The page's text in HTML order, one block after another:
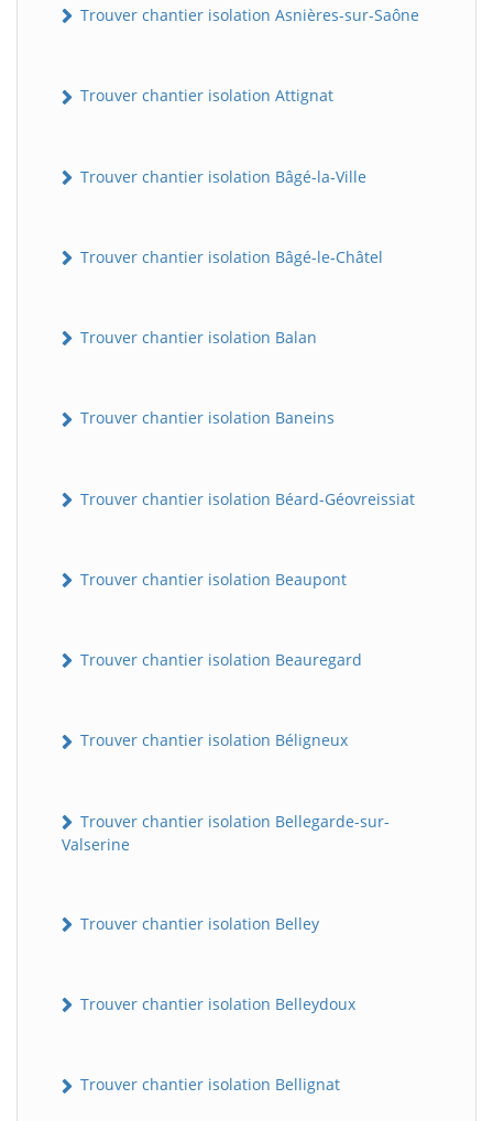
Trouver chantier isolation Asnières-sur-Saône
Trouver chantier isolation Attignat
Trouver chantier isolation Bâgé-la-Ville
Trouver chantier isolation Bâgé-le-Châtel
Trouver chantier isolation Balan
Trouver chantier isolation Baneins
Trouver chantier isolation Béard-Géovreissiat
Trouver chantier isolation Beaupont
Trouver chantier isolation Beauregard
Trouver chantier isolation Béligneux
Trouver chantier isolation Bellegarde-sur-
Valserine
Trouver chantier isolation Belley
Trouver chantier isolation Belleydoux
Trouver chantier isolation Bellignat